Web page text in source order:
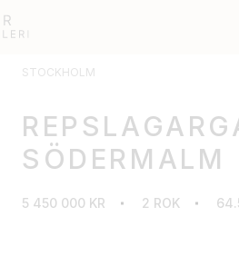
STOCKHOLM
SÖDERMALM
5 450 000 KR 2 ROK